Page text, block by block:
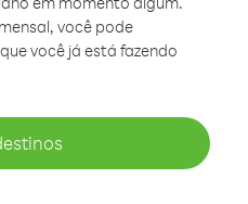
você pode
você já está fazendo